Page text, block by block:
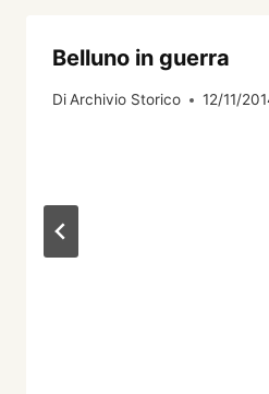
Belluno in guerra
DiArchivio Storico 12/11/